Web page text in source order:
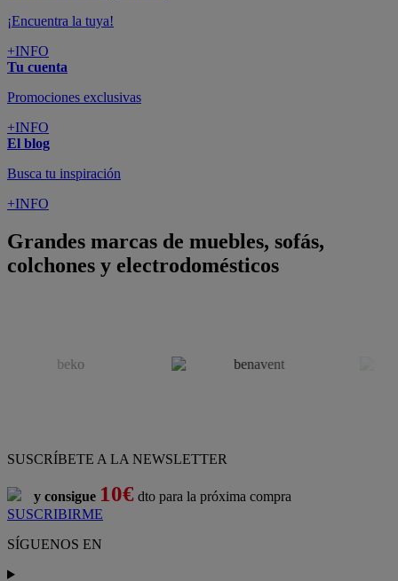
¡Encuentra la tuya!
+INFO
Tu cuenta
Promociones exclusivas
+INFO
El blog
Busca tu inspiración
+INFO
Grandes marcas de muebles, sofás,
colchones y electrodomésticos
SUSCRÍBETE A LA NEWSLETTER
y consigue 10€ dto para la próxima compra
SUSCRIBIRME
SÍGUENOS EN